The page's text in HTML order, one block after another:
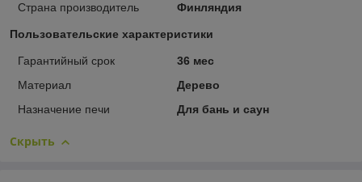
Страна производитель
Финляндия
Пользовательские характеристики
Гарантийный срок
36 мес
Материал
Дерево
Назначение печи
Для бань и саун
Скрыть